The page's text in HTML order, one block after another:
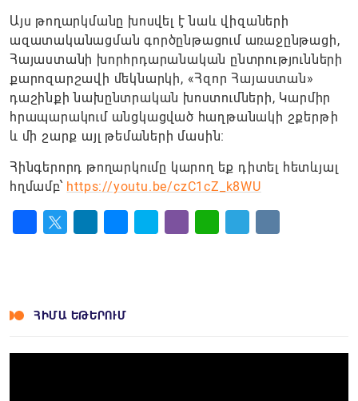
Այս թողարկմանը խոսվել է նաև վիզաների
ազատականացման գործընթացում առաջընթացի,
Հայաստանի խորհրդարանական ընտրությունների
քարոզարշավի մեկնարկի, «Հզոր Հայաստան»
դաշինքի նախընտրական խոստումների, Կարմիր
հրապարակում անցկացված հաղթանակի շքերթի
և մի շարք այլ թեմաների մասին։
Հինգերորդ թողարկումը կարող եք դիտել հետևյալ
հղմամբ՝ https://youtu.be/czC1cZ_k8WU
ՀԻՄԱ ԵԹԵՐՈՒՄ